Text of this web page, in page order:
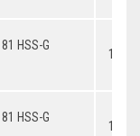
HSS-G
HSS-G